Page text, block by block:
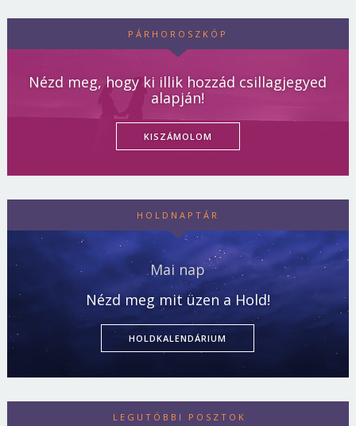
PÁRHOROSZKÓP
Nézd meg, hogy ki illik hozzád csillagjegyed
alapján!
KISZÁMOLOM
HOLDNAPTÁR
Mai nap
Nézd meg mit üzen a Hold!
HOLDKALENDÁRIUM
LEGUTÓBBI POSZTOK